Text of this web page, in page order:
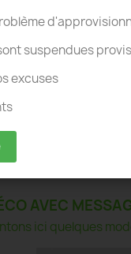
AVEC
ici quelques
suspendues
excuses